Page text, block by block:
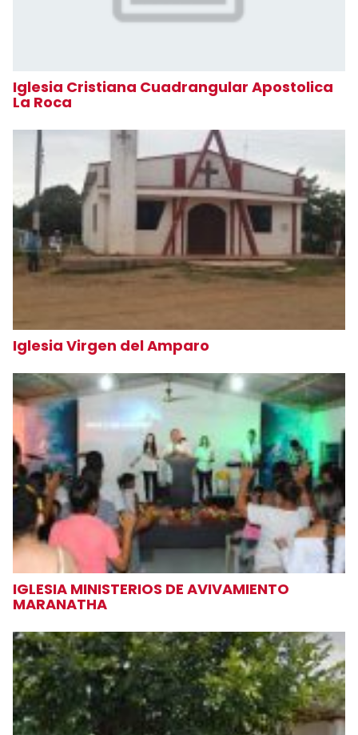
Iglesia Cristiana Cuadrangular Apostolica
La Roca
Iglesia Virgen del Amparo
IGLESIA MINISTERIOS DE AVIVAMIENTO
MARANATHA